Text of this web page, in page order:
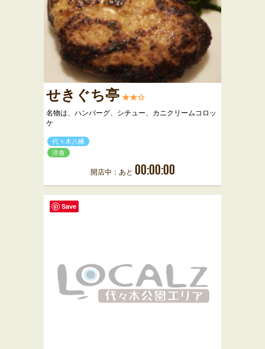
せきぐち亭 ★★☆
名物は、ハンバーグ、シチュー、カニクリームコロッ
ケ
代々木八幡
洋食
開店中：あと 00:00:00
Save